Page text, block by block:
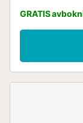
GRATIS